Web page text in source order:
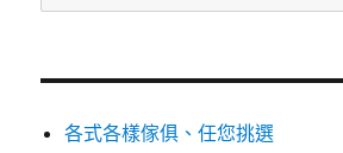
各式各樣傢俱、任您挑選